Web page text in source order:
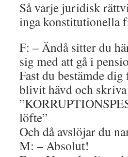
Så varje juridisk
inga konstitutionella
F: – Ändå sitter du
sig med att gå i
Fast du bestämde
blivit hävd och
löfte”
Och då avslöjar du
M: – Absolut!